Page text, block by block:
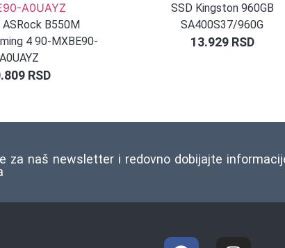
ASRock B550M
4 90-MXBE90-
A0UAYZ
RSD
SSD Kingston 960GB
SA400S37/960G
13.929 RSD
za naš newsletter i redovno dobijajte